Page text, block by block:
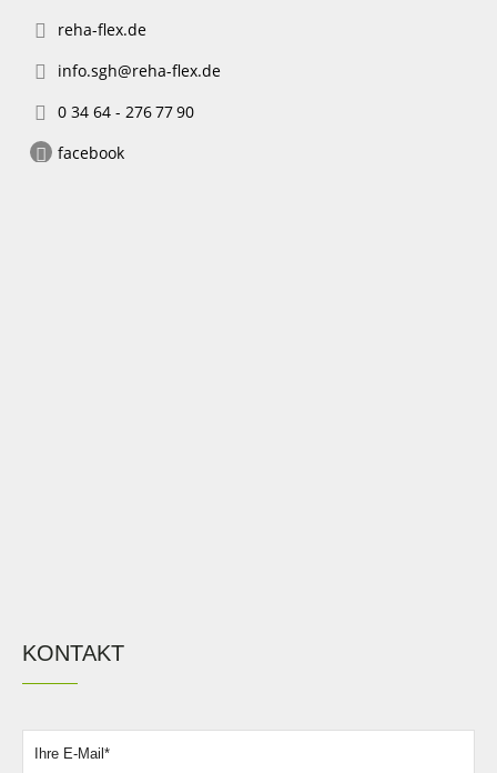
reha-flex.de
info.sgh@reha-flex.de
0 34 64 - 276 77 90
facebook
KONTAKT